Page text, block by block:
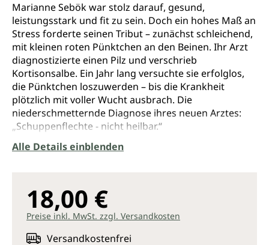
Marianne Sebök war stolz darauf, gesund,
leistungsstark und fit zu sein. Doch ein hohes Maß an
Stress forderte seinen Tribut – zunächst schleichend,
mit kleinen roten Pünktchen an den Beinen. Ihr Arzt
diagnostizierte einen Pilz und verschrieb
Kortisonsalbe. Ein Jahr lang versuchte sie erfolglos,
die Pünktchen loszuwerden – bis die Krankheit
plötzlich mit voller Wucht ausbrach. Die
niederschmetternde Diagnose ihres neuen Arztes:
„Schuppenflechte - nicht heilbar.“
Bereit zu kämpfen, unterzog sich Marianne Sebök,
Behandlungsmethoden, die jedoch nichts nützten
und teilweise verheerende Nebenwirkungen hatten.
Nach einer Zeit der Verzweiflung entschloss sie sich,
komplett umzugestalten: Für ihre Selbstheilung
Alle Details einblenden
18,00 €
Preise inkl. MwSt. zzgl. Versandkosten
Versandkostenfrei